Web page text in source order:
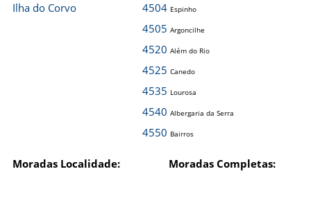
Ilha do Corvo
4504 Espinho
4505 Argoncilhe
4520 Além do Rio
4525 Canedo
4535 Lourosa
4540 Albergaria da Serra
4550 Bairros
Moradas Localidade: Moradas Completas: